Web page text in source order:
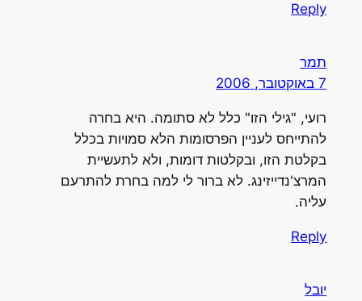
Reply
תמר
7 באוקטובר, 2006
רועי, "גילי הזו" כלל לא סתומה. היא בחרה
להתייחס לעניין הפרסומות הלא סמויות בכלל
בקלטת הזו, ובקלטות דומות, ולא לתעשיית
המרצ'נדייזינג. לא ברור לי למה בחרת להתרעם
עליה.
Reply
יובל